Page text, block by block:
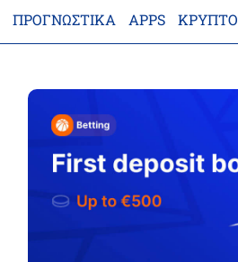
ΠΡΟΓΝΩΣΤΙΚΑ APPS ΚΡΎΠΤΟ